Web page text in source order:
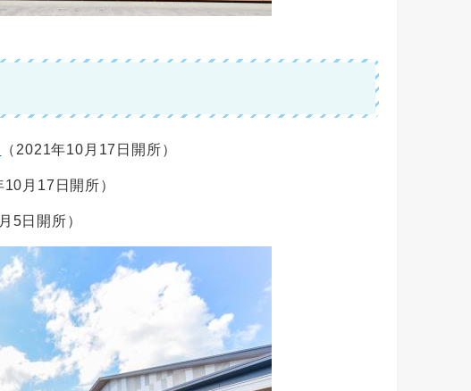
（2021年10月17日開所）
月17日開所）
5日開所）